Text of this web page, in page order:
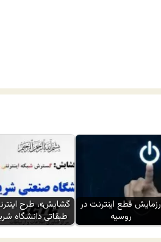
طبقاتی دانشگاه
رزمایش قطع اینترنت در
روسیه